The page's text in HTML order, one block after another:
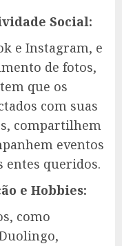
Social:
e Instagram, e
de fotos,
que os
com suas
compartilhem
eventos
entes queridos.
e Hobbies:
como